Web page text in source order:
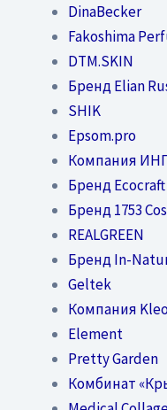
DinaBecker
Fakoshima
DTM.SKIN
Бренд Elian
SHIK
Epsom.pro
Компания
Бренд Ecocraft
Бренд 1753
REALGREEN
Бренд In-
Geltek
Компания
Element
Pretty Garden
Комбинат